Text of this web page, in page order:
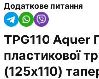
Додаткове питання
TPG110 Aquer
пластикової
(125х110)